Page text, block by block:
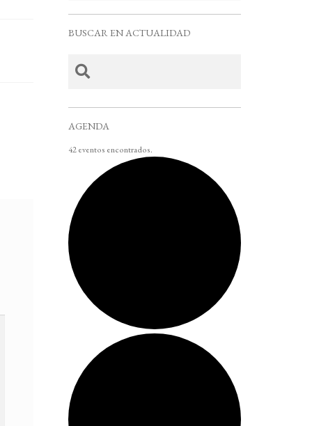
BUSCAR EN ACTUALIDAD
AGENDA
42 eventos encontrados.